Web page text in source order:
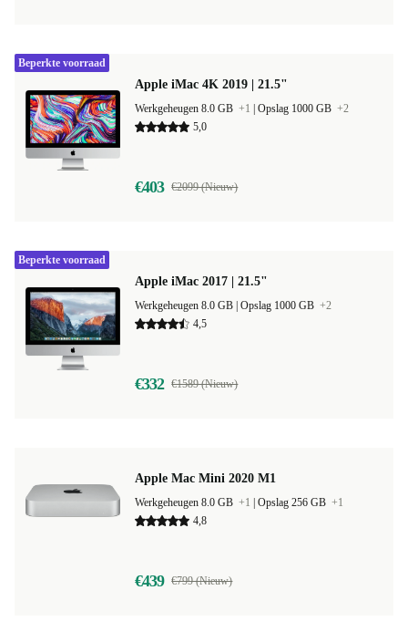
Apple iMac 4K 2019 | 21.5"
Werkgeheugen 8.0 GB +1 Opslag 1000 GB +2
5,0
€403 €2099 (Nieuw)
Beperkte voorraad
Apple iMac 2017 | 21.5"
Opslag 1000 GB +2
4,5
€332 €1589 (Nieuw)
Beperkte voorraad
Apple Mac Mini 2020 M1
Werkgeheugen 8.0 GB +1 Opslag 256 GB +1
4,8
€439 €799 (Nieuw)